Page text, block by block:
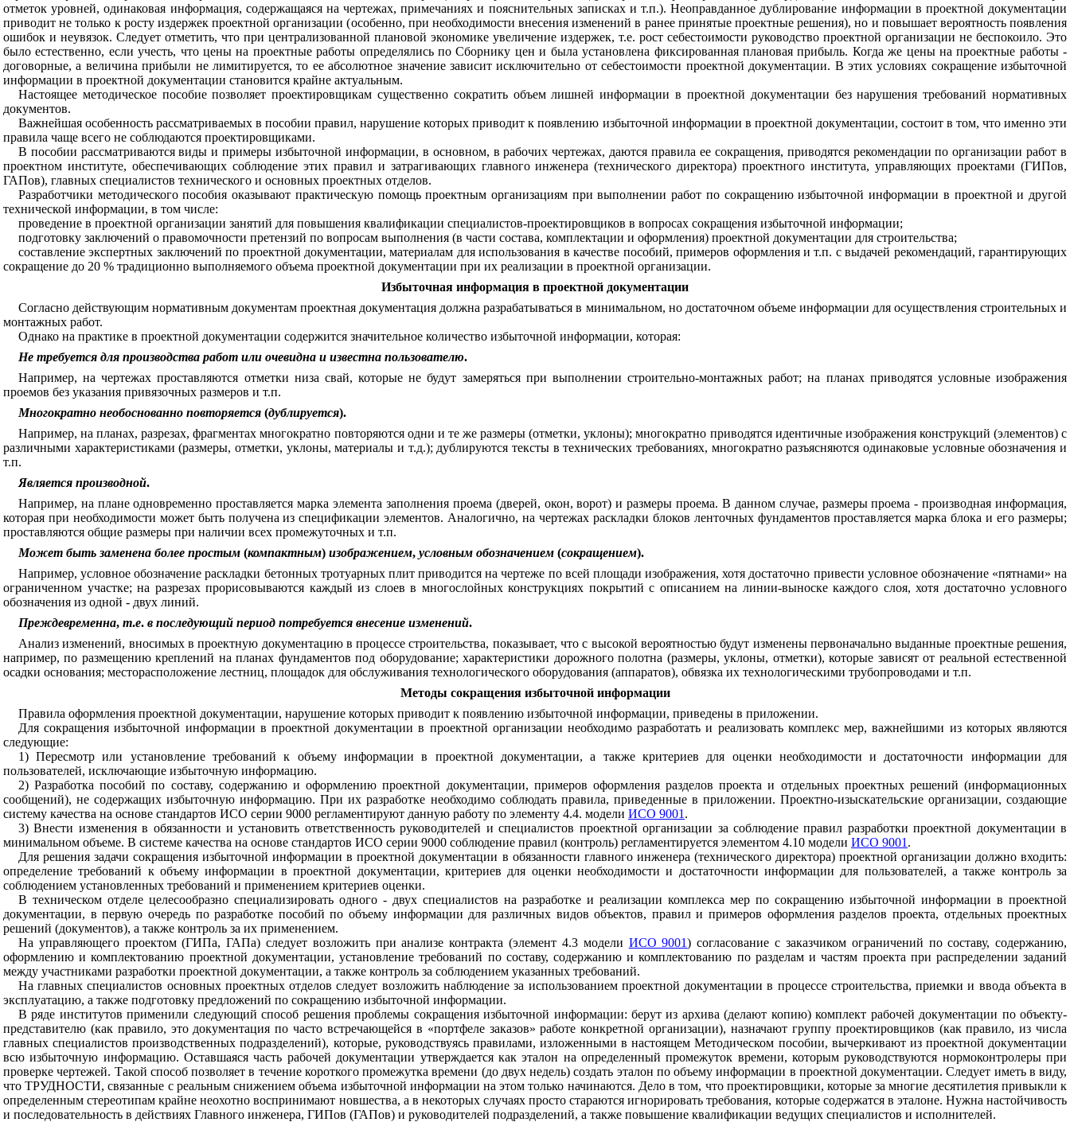
отметок уровней,одинаковая информация, содержащаяся на чертежах,примечаниях и пояснительных записках и т.п.).Неоправданное дублирование информации в проектной документации
приводит не только к росту издержек проектной организации (особенно, при необходимости внесения изменений в ранее принятые проектные решения),но и повышает вероятность появления
ошибок и неувязок. Следует отметить, что при централизованной плановой экономике увеличение издержек, т.е. рост себестоимости руководство проектной организации не беспокоило. Это
было естественно, если учесть, что цены на проектные работы определялись по Сборнику цен и была установлена фиксированная плановая прибыль. Когда же цены на проектные работы-
договорные,а величина прибыли не лимитируется,то ее абсолютное значение зависит исключительно от себестоимости проектной документации. В этих условиях сокращение избыточной
информации в проектной документации становится крайне актуальным.
Настоящее методическое пособие позволяет проектировщикам существенно сократить объем лишней информации в проектной документации без нарушения требований нормативных
документов.
Важнейшая особенность рассматриваемых в пособии правил,нарушение которых приводит к появлению избыточной информации в проектной документации, состоит в том,что именно эти
правила чаще всего не соблюдаются проектировщиками.
В пособии рассматриваются виды и примеры избыточной информации, в основном, в рабочих чертежах, даются правила ее сокращения, приводятся рекомендации по организации работ в
проектном институте, обеспечивающих соблюдение этих правил и затрагивающих главного инженера (технического директора)проектного института,управляющих проектами (ГИПов,
ГАПов), главных специалистов технического и основных проектных отделов.
Разработчики методического пособия оказывают практическую помощь проектным организациям при выполнении работ по сокращению избыточной информации в проектной и другой
технической информации, в том числе:
проведение в проектной организации занятий для повышения квалификации специалистов-проектировщиков в вопросах сокращения избыточной информации;
подготовку заключений о правомочности претензий по вопросам выполнения(в части состава, комплектации и оформления) проектной документации для строительства;
составление экспертных заключений по проектной документации,материалам для использования в качестве пособий,примеров оформления и т.п. с выдачей рекомендаций,гарантирующих
сокращение до 20 % традиционно выполняемого объема проектной документации при их реализации в проектной организации.
Избыточная информация в проектной документации
Согласно действующим нормативным документам проектная документация должна разрабатываться в минимальном, но достаточном объеме информации для осуществления строительных и
монтажных работ.
Однако на практике в проектной документации содержится значительное количество избыточной информации, которая:
Не требуется для производства работ или очевидна и известна пользователю.
Например,на чертежах проставляются отметки низа свай,которые не будут замеряться при выполнении строительно-монтажных работ;на планах приводятся условные изображения
проемов без указания привязочных размеров и т.п.
Многократно необоснованно повторяется(дублируется).
Например, на планах,разрезах,фрагментах многократно повторяются одни и те же размеры (отметки,уклоны);многократно приводятся идентичные изображения конструкций (элементов)с
различными характеристиками (размеры,отметки, уклоны,материалы и т.д.); дублируются тексты в технических требованиях, многократно разъясняются одинаковые условные обозначения и
т.п.
Является производной.
Например, на плане одновременно проставляется марка элемента заполнения проема (дверей, окон,ворот)и размеры проема. В данном случае, размеры проема -производная информация,
которая при необходимости может быть получена из спецификации элементов. Аналогично,на чертежах раскладки блоков ленточных фундаментов проставляется марка блока и его размеры;
проставляются общие размеры при наличии всех промежуточных и т.п.
Может быть заменена более простым(компактным) изображением, условным обозначением(сокращением).
Например,условное обозначение раскладки бетонных тротуарных плит приводится на чертеже по всей площади изображения,хотя достаточно привести условное обозначение«пятнами» на
ограниченном участке; на разрезах прорисовываются каждый из слоев в многослойных конструкциях покрытий с описанием на линии-выноске каждого слоя, хотя достаточно условного
обозначения из одной - двух линий.
Преждевременна, т.е. в последующий период потребуется внесение изменений.
Анализ изменений, вносимых в проектную документацию в процессе строительства, показывает,что с высокой вероятностью будут изменены первоначально выданные проектные решения,
например,по размещению креплений на планах фундаментов под оборудование;характеристики дорожного полотна (размеры,уклоны, отметки),которые зависят от реальной естественной
осадки основания; месторасположение лестниц, площадок для обслуживания технологического оборудования (аппаратов), обвязка их технологическими трубопроводами и т.п.
Методы сокращения избыточной информации
Правила оформления проектной документации, нарушение которых приводит к появлению избыточной информации, приведены в приложении.
Для сокращения избыточной информации в проектной документации в проектной организации необходимо разработать и реализовать комплекс мер,важнейшими из которых являются
следующие:
1)Пересмотр или установление требований к объему информации в проектной документации,а также критериев для оценки необходимости и достаточности информации
для
пользователей, исключающие избыточную информацию.
2)Разработка пособий по составу, содержанию и оформлению проектной документации, примеров оформления разделов проекта и отдельных проектных решений (информационных
сообщений),не содержащих избыточную информацию.При их разработке необходимо соблюдать правила, приведенные в приложении. Проектно-изыскательские организации, создающие
систему качества на основе стандартов ИСО серии 9000 регламентируют данную работу по элементу 4.4. модели ИСО 9001 .
3)Внести изменения в обязанности и установить ответственность руководителей и специалистов проектной организации за соблюдение правил разработки проектной документации в
минимальном объеме. В системе качества на основе стандартов ИСО серии 9000 соблюдение правил (контроль) регламентируется элементом 4.10 модели ИСО 9001 .
Для решения задачи сокращения избыточной информации в проектной документации в обязанности главного инженера (технического директора)проектной организации должно входить:
определение требований к объему информации в проектной документации, критериев для оценки необходимости и достаточности информации для пользователей,а также контроль за
соблюдением установленных требований и применением критериев оценки.
В техническом отделе целесообразно специализировать одного - двух специалистов на разработке и реализации комплекса мер по сокращению избыточной информации в проектной
документации, в первую очередь по разработке пособий по объему информации для различных видов объектов, правил и примеров оформления разделов проекта, отдельных проектных
решений (документов), а также контроль за их применением.
На управляющего проектом(ГИПа,ГАПа) следует возложить при анализе контракта (элемент 4.3 модели ИСО 9001)согласование с заказчиком ограничений по составу,содержанию,
оформлению и комплектованию проектной документации,установление требований по составу, содержанию и комплектованию по разделам и частям проекта при распределении заданий
между участниками разработки проектной документации, а также контроль за соблюдением указанных требований.
На главных специалистов основных проектных отделов следует возложить наблюдение за использованием проектной документации в процессе строительства,приемки и ввода объекта в
эксплуатацию, а также подготовку предложений по сокращению избыточной информации.
В ряде институтов применили следующий способ решения проблемы сокращения избыточной информации:берут из архива (делают копию)комплект рабочей документации по объекту-
представителю (как правило, это документация по часто встречающейся в «портфеле заказов»работе конкретной организации),назначают группу проектировщиков (как правило,из числа
главных специалистов производственных подразделений), которые, руководствуясь правилами, изложенными в настоящем Методическом пособии, вычеркивают из проектной документации
всю избыточную информацию.Оставшаяся часть рабочей документации утверждается как эталон на определенный промежуток времени,которым руководствуются нормоконтролеры при
проверке чертежей. Такой способ позволяет в течение короткого промежутка времени (до двух недель)создать эталон по объему информации в проектной документации.Следует иметь в виду,
что ТРУДНОСТИ,связанные с реальным снижением объема избыточной информации на этом только начинаются. Дело в том, что проектировщики, которые за многие десятилетия привыкли к
определенным стереотипам крайне неохотно воспринимают новшества, а в некоторых случаях просто стараются игнорировать требования, которые содержатся в эталоне. Нужна настойчивость
и последовательность в действиях Главного инженера, ГИПов (ГАПов) и руководителей подразделений, а также повышение квалификации ведущих специалистов и исполнителей.